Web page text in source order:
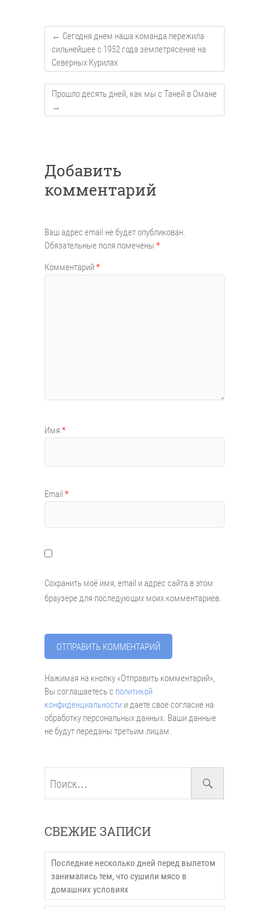
← Сегодня днем наша команда пережила
сильнейшее с 1952 года землетрясение на
Северных Курилах
Прошло десять дней, как мы с Таней в Омане
→
Добавить
комментарий
Ваш адрес email не будет опубликован.
Обязательные поля помечены *
Комментарий*
Имя *
Email *
Сохранить моё имя, email и адрес сайта в этом
браузере для последующих моих комментариев.
Нажимая на кнопку «Отправить комментарий»,
Вы соглашаетесь с политикой
конфиденциальности и даете свое согласие на
обработку персональных данных. Ваши данные
не будут переданы третьим лицам.
СВЕЖИЕ ЗАПИСИ
Последние несколько дней перед вылетом
занимались тем, что сушили мясо в
домашних условиях